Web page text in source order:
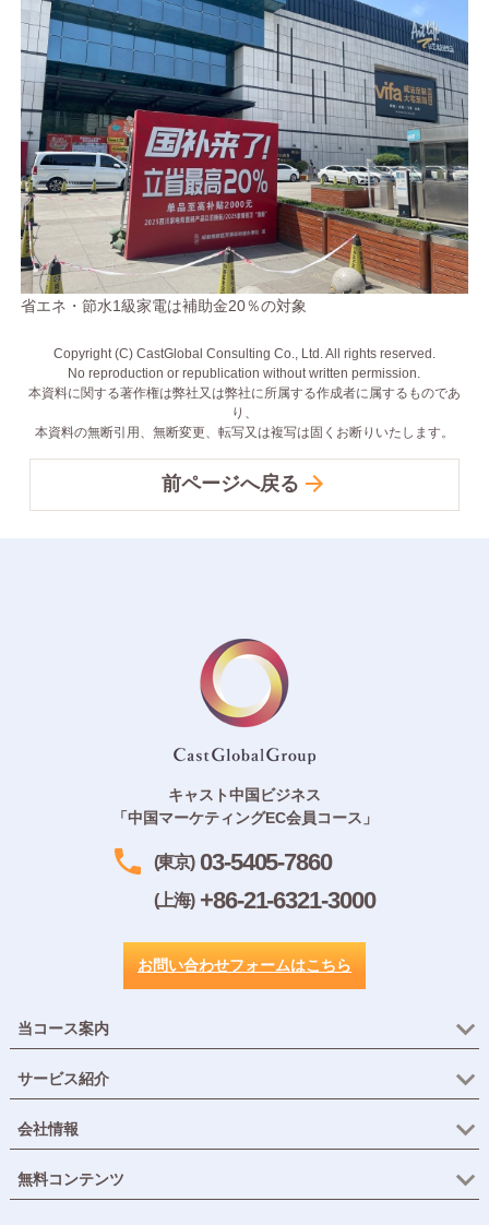
省エネ・節水1級家電は補助金20％の対象
Copyright (C) CastGlobal Consulting Co., Ltd. All rights reserved.
No reproduction or republication without written permission.
本資料に関する著作権は弊社又は弊社に所属する作成者に属するものであ
り、
本資料の無断引用、無断変更、転写又は複写は固くお断りいたします。
前ページへ戻る
キャスト中国ビジネス
「中国マーケティングEC会員コース」
(東京)03-5405-7860
(上海)+86-21-6321-3000
お問い合わせフォームはこちら
当コース案内
サービス紹介
会社情報
無料コンテンツ